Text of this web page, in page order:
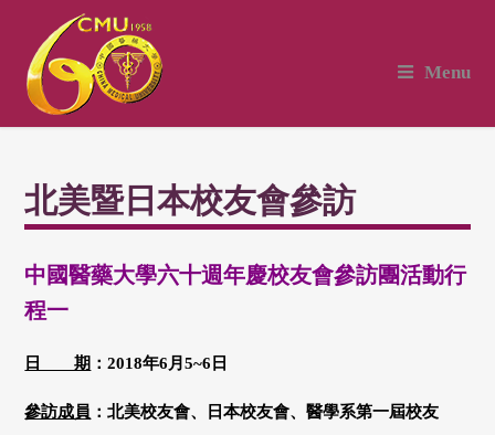
Menu
北美暨日本校友會參訪
中國醫藥大學六十週年慶校友會參訪團活動行
程一
日 期 ：2018年6月5~6日
參訪成員 ：北美校友會、日本校友會、醫學系第一屆校友